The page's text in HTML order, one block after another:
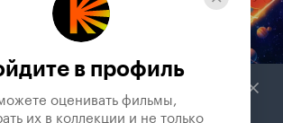
Телепрограмма
Служба поддержки
в профиль
оценивать фильмы,
их в коллекции и не только